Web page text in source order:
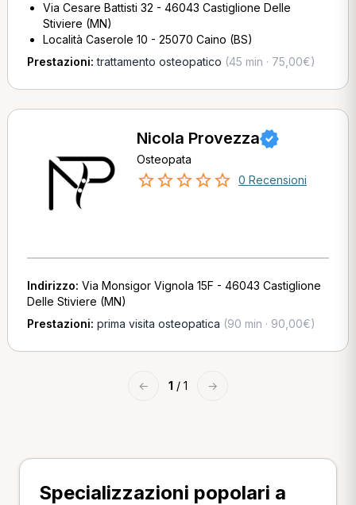
Via Cesare Battisti 32 - 46043 Castiglione Delle
Stiviere (MN)
Località Caserole 10 - 25070 Caino (BS)
Prestazioni:trattamento osteopatico (45 min · 75,00€)
Nicola Provezza
Osteopata
0 Recensioni
Indirizzo: Via Monsigor Vignola 15F - 46043 Castiglione
Delle Stiviere (MN)
Prestazioni: prima visita osteopatica (90 min · 90,00€)
← 1 / 1 →
Specializzazioni popolari a